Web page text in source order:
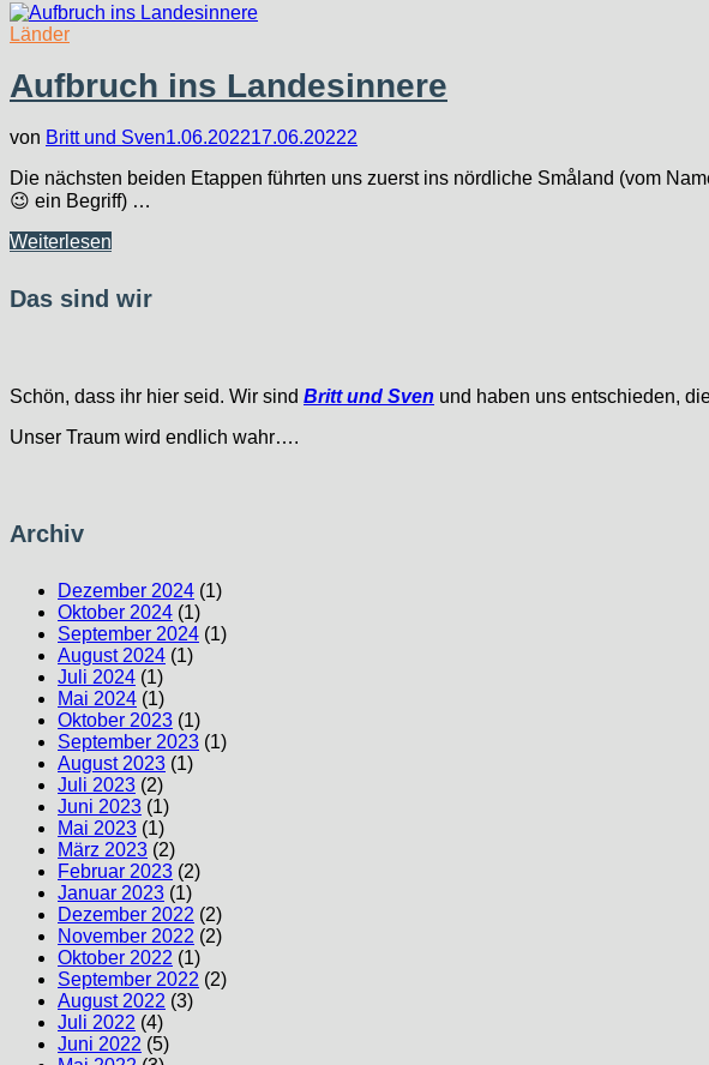
Länder
Aufbruch ins Landesinnere
von Britt und Sven1.06.202217.06.20222
Die nächsten beiden Etappen führten uns zuerst ins nördliche Småland (vom
😉 ein Begriff) …
Aufbruch
Weiterlesen
Das sind wir
Schön, dass ihr hier seid. Wir sind Britt und Sven und haben uns entschieden,
Unser Traum wird endlich wahr….
Archiv
Dezember 2024 (1)
Oktober 2024 (1)
September 2024 (1)
August 2024 (1)
Juli 2024 (1)
Mai 2024 (1)
Oktober 2023 (1)
September 2023 (1)
August 2023 (1)
Juli 2023 (2)
Juni 2023 (1)
Mai 2023 (1)
März 2023 (2)
Februar 2023 (2)
Januar 2023 (1)
Dezember 2022 (2)
November 2022 (2)
Oktober 2022 (1)
September 2022 (2)
August 2022 (3)
Juli 2022 (4)
Juni 2022 (5)